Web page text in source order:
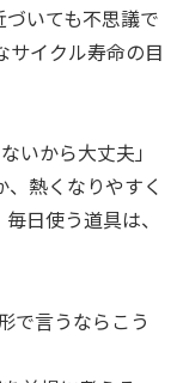
いても不思議で
サイクル寿命の目
いから大丈夫」
熱くなりやすく
日使う道具は、
で言うならこう